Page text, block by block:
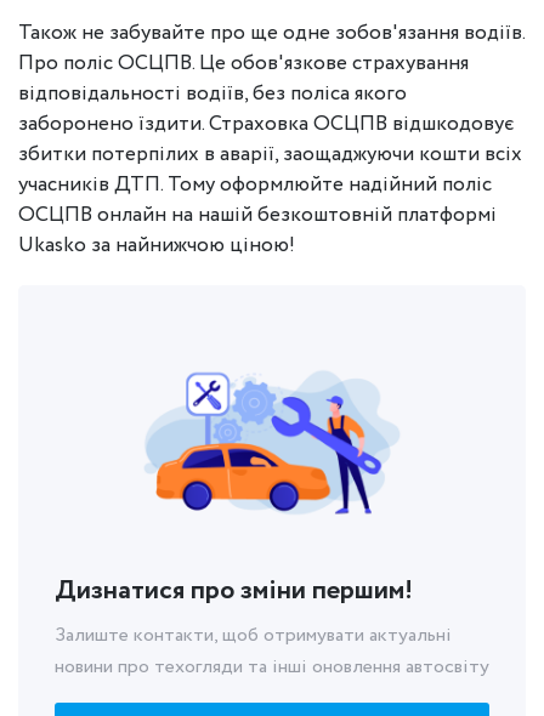
Також не забувайте про ще одне зобов'язання водіїв.
Про поліс ОСЦПВ. Це обов'язкове страхування
відповідальності водіїв, без поліса якого
заборонено їздити. Страховка ОСЦПВ відшкодовує
збитки потерпілих в аварії, заощаджуючи кошти всіх
учасників ДТП. Тому оформлюйте надійний поліс
ОСЦПВ онлайн на нашій безкоштовній платформі
Ukasko за найнижчою ціною!
Дизнатися про зміни першим!
Залиште контакти, щоб отримувати актуальні
новини про техогляди та інші оновлення автосвіту